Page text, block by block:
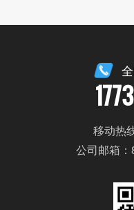
移动热
公司邮箱